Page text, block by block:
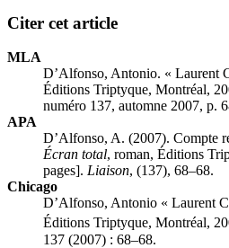
Citer cet article
MLA
D’Alfonso, Antonio. « Laurent
Éditions Triptyque, Montréal,
numéro 137, automne 2007, p.
APA
D’Alfonso, A. (2007). Compte
Écran total, roman, Éditions
pages]. Liaison, (137), 68–68.
Chicago
D’Alfonso, Antonio « Laurent
Éditions Triptyque, Montréal,
137 (2007) : 68–68.